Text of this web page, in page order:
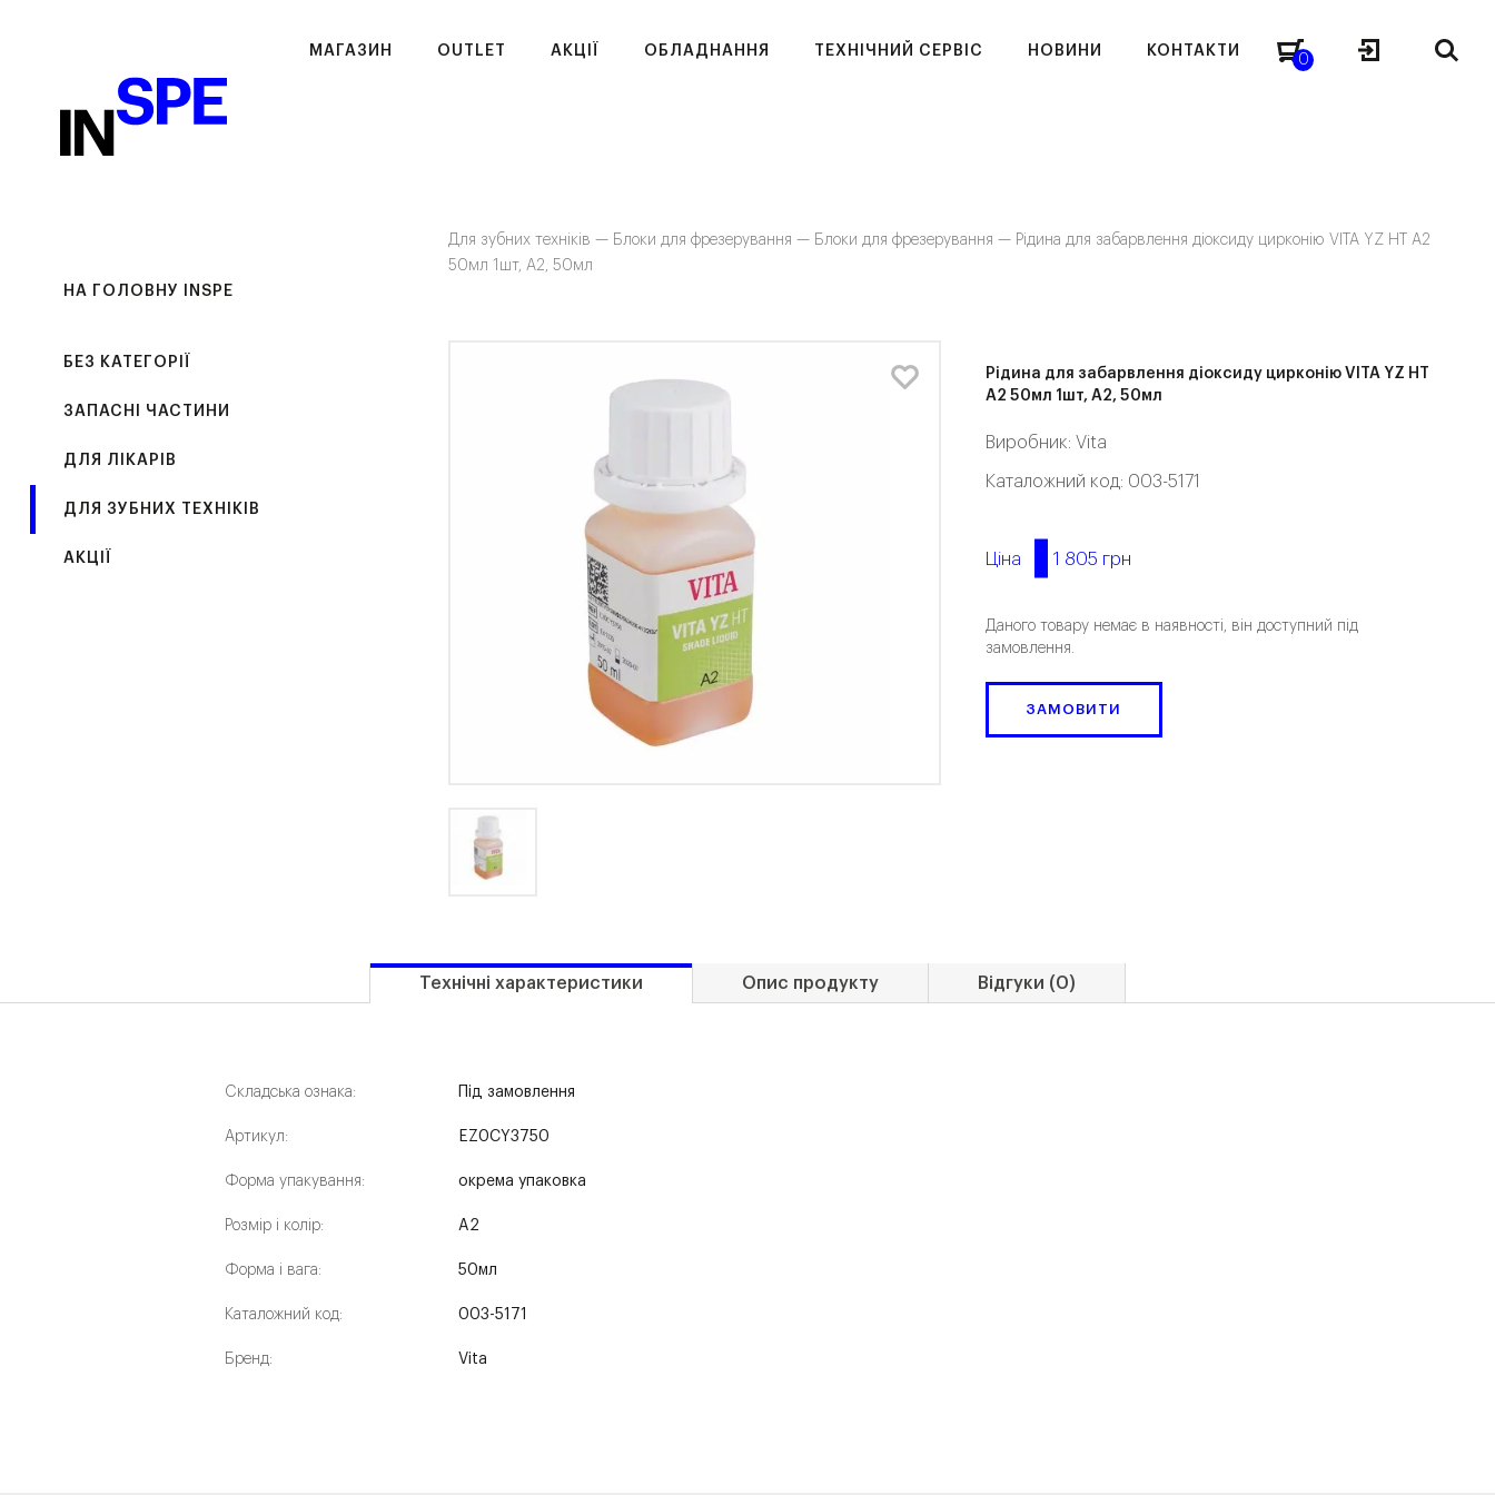
МАГАЗИН OUTLET АКЦІЇ ОБЛАДНАННЯ ТЕХНІЧНИЙ СЕРВІС НОВИНИ КОНТАКТИ
0
НА ГОЛОВНУ INSPE
БЕЗ КАТЕГОРІЇ
ЗАПАСНІ ЧАСТИНИ
ДЛЯ ЛІКАРІВ
ДЛЯ ЗУБНИХ ТЕХНІКІВ
АКЦІЇ
Для зубних техніків — Блоки для фрезерування — Блоки для фрезерування — Рідина для забарвлення діоксиду цирконію VITA YZ HT A2
50мл 1шт, A2, 50мл
Рідина для забарвлення діоксиду цирконію VITA YZ HT
A2 50мл 1шт, A2, 50мл
Виробник: Vita
Каталожний код: 003-5171
Ціна 1 805 грн
Даного товару немає в наявності, він доступний під
замовлення.
ЗАМОВИТИ
Технічні характеристики Опис продукту Відгуки (0)
Складська ознака:
Артикул:
Форма упакування:
Розмір і колір:
Форма і вага:
Каталожний код:
Бренд:
Під замовлення
EZ0CY3750
окрема упаковка
A2
50мл
003-5171
Vita